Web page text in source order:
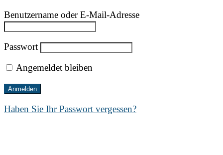
Benutzername oder E-Mail-Adresse
Passwort
Angemeldet bleiben
Haben Sie Ihr Passwort vergessen?